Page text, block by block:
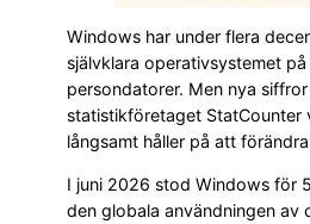
Windows har under flera
självklara operativsystemet
persondatorer. Men nya
statistikföretaget StatCounter
långsamt håller på att
I juni 2026 stod Windows för
den globala användningen av